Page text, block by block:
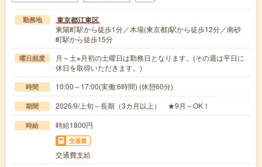
勤務地 東京都江東区
東陽町駅から徒歩1分／木場(東京都)駅から徒歩12分／南砂
町駅から徒歩15分
曜日頻度
月～土※月初の土曜日は勤務日となります。(その週は平日に
休日を取得いただきます。)
時間 10:00～17:00(実働:6時間) (休憩60分)
期間 2026/9/上旬～長期（3カ月以上） ★9月～OK！
時給 時給1800円
交通費
交通費支給